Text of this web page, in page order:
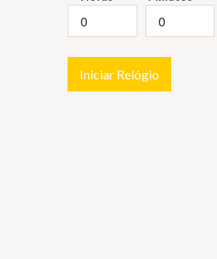
Iniciar Relógio